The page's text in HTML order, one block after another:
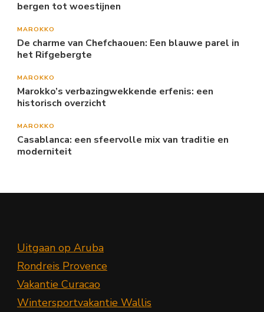
bergen tot woestijnen
MAROKKO
De charme van Chefchaouen: Een blauwe parel in
het Rifgebergte
MAROKKO
Marokko’s verbazingwekkende erfenis: een
historisch overzicht
MAROKKO
Casablanca: een sfeervolle mix van traditie en
moderniteit
Uitgaan op Aruba
Rondreis Provence
Vakantie Curacao
Wintersportvakantie Wallis